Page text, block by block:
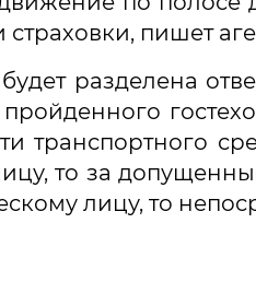
пишет
разделена
транспортного
то за
лицу, то